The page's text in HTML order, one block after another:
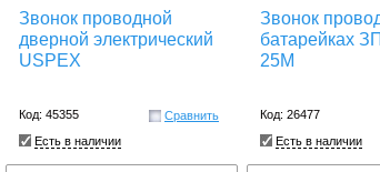
Звонок проводной
дверной электрический
USPEX
Код: 45355
Сравнить
Есть в наличии
Звонок
батарейках
25М
Код: 26477
Есть в наличии